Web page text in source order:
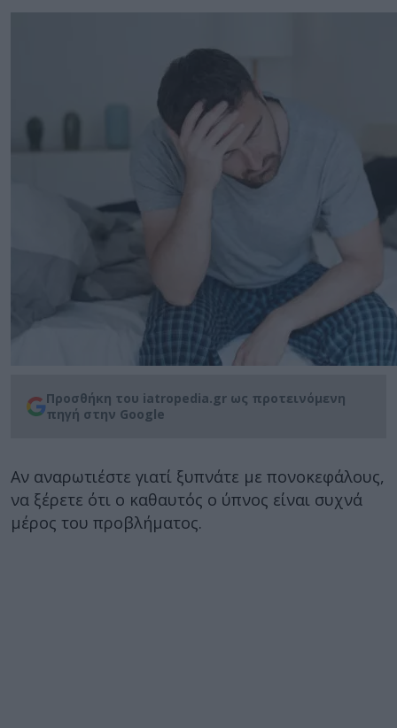
Προσθήκη του iatropedia.gr ως προτεινόμενη
πηγή στην Google
Αν αναρωτιέστε γιατί ξυπνάτε με πονοκεφάλους,
να ξέρετε ότι ο καθαυτός ο ύπνος είναι συχνά
μέρος του προβλήματος.